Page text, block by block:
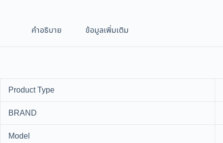
คำอธิบาย ข้อมูลเพิ่มเติม
Product Type
BRAND
Model